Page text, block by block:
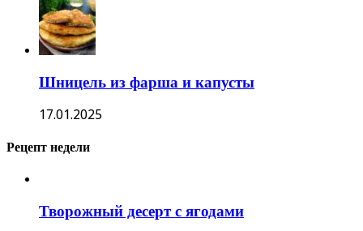
Шницель из фарша и капусты
17.01.2025
Рецепт недели
Творожный десерт с ягодами